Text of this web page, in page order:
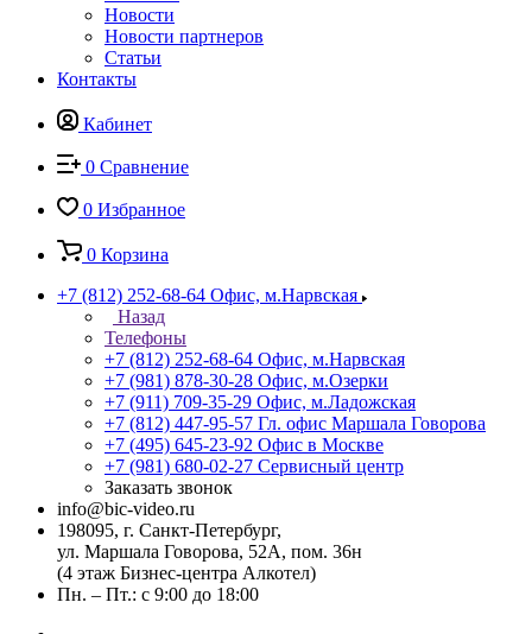
Новости
Новости партнеров
Статьи
Контакты
Кабинет
0 Сравнение
0 Избранное
0 Корзина
+7 (812) 252-68-64 Офис, м.Нарвская
Назад
Телефоны
+7 (812) 252-68-64 Офис, м.Нарвская
+7 (981) 878-30-28 Офис, м.Озерки
+7 (911) 709-35-29 Офис, м.Ладожская
+7 (812) 447-95-57 Гл. офис Маршала Говорова
+7 (495) 645-23-92 Офис в Москве
+7 (981) 680-02-27 Сервисный центр
Заказать звонок
info@bic-video.ru
198095, г. Санкт-Петербург,
ул. Маршала Говорова, 52А, пом. 36н
(4 этаж Бизнес-центра Алкотел)
Пн. – Пт.: с 9:00 до 18:00